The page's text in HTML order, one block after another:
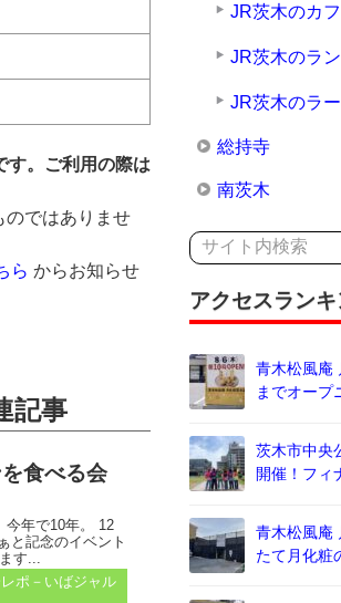
す。ご利用の際は
ではありませ
ら からお知らせ
記事
食べる会
今年で10年。 12
と記念のイベント
す...
ポ－いばジャル
JR茨木のカ
JR茨木のラ
JR茨木のラ
総持寺
南茨木
アクセスラン
青木松風庵
までオープ
茨木市中央
開催！フィ
青木松風庵
たて月化粧